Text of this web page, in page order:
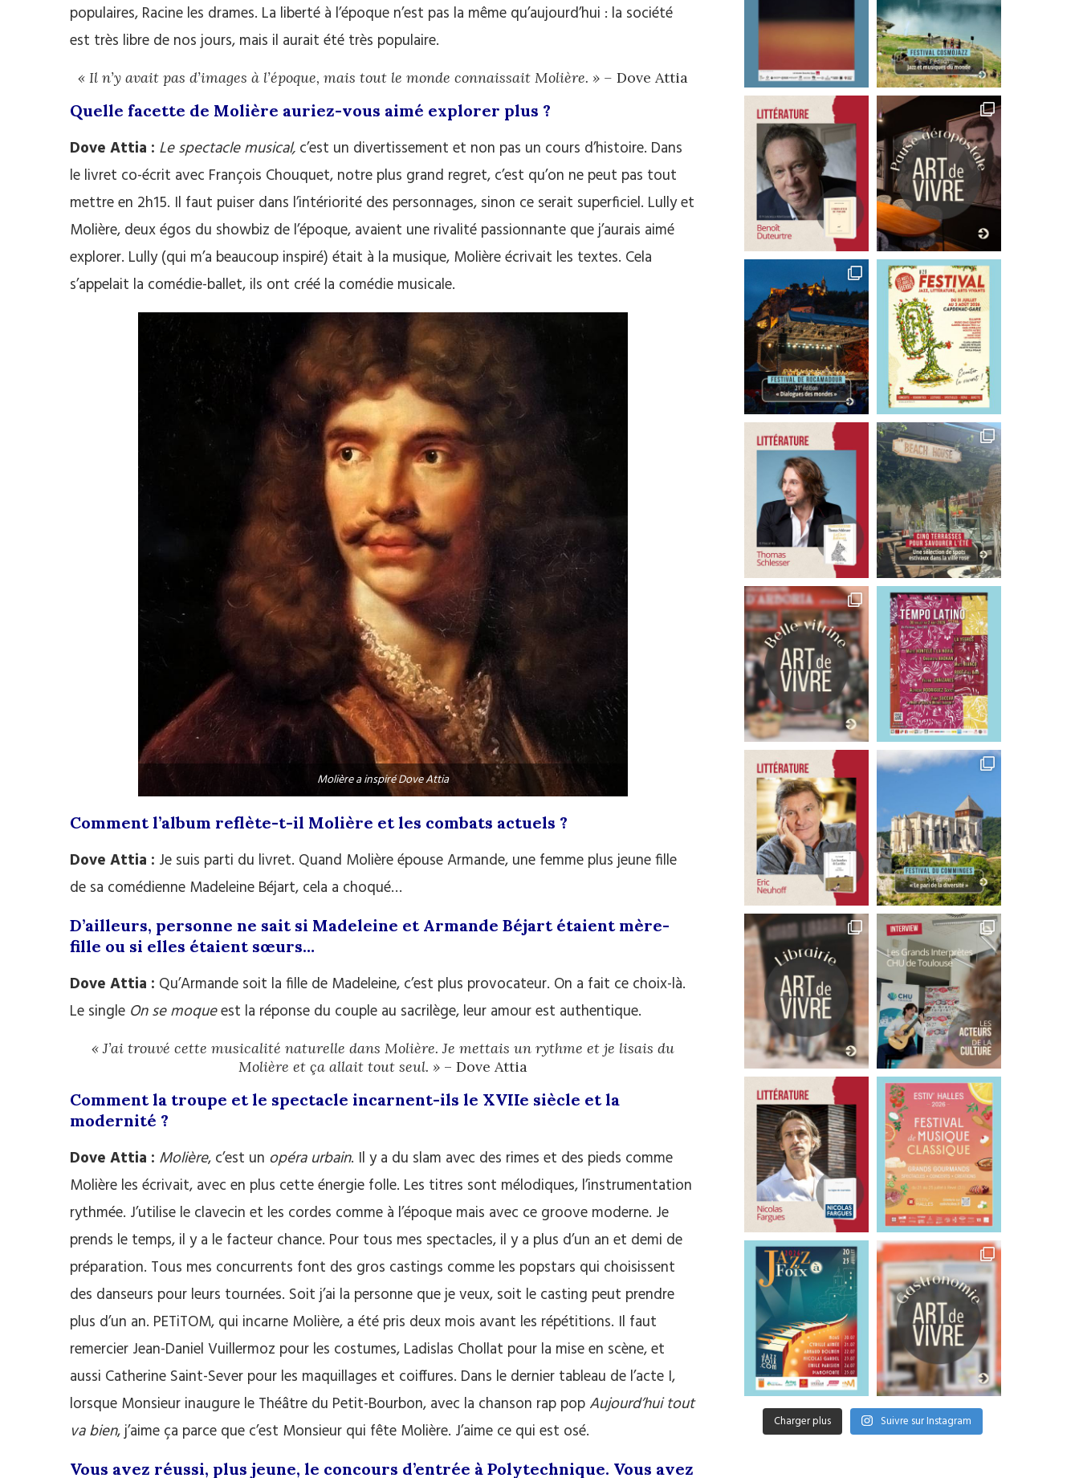
populaires, Racine les drames. La liberté à l’époque n’est pas la même qu’aujourd’hui : la société
est très libre de nos jours, mais il aurait été très populaire.
« Il n’y avait pas d’images à l’époque, mais tout le monde connaissait Molière. » – Dove Attia
Quelle facette de Molière auriez-vous aimé explorer plus ?
Dove Attia : Le spectacle musical, c’est un divertissement et non pas un cours d’histoire. Dans
le livret co-écrit avec François Chouquet, notre plus grand regret, c’est qu’on ne peut pas tout
mettre en 2h15. Il faut puiser dans l’intériorité des personnages, sinon ce serait superficiel. Lully et
Molière, deux égos du showbiz de l’époque, avaient une rivalité passionnante que j’aurais aimé
explorer. Lully (qui m’a beaucoup inspiré) était à la musique, Molière écrivait les textes. Cela
s’appelait la comédie-ballet, ils ont créé la comédie musicale.
Molière a inspiré Dove Attia
Comment l’album reflète-t-il Molière et les combats actuels ?
Dove Attia : Je suis parti du livret. Quand Molière épouse Armande, une femme plus jeune fille
de sa comédienne Madeleine Béjart, cela a choqué…
D’ailleurs, personne ne sait si Madeleine et Armande Béjart étaient mère-
fille ou si elles étaient sœurs…
Dove Attia : Qu’Armande soit la fille de Madeleine, c’est plus provocateur. On a fait ce choix-là.
Le single On se moqueest la réponse du couple au sacrilège, leur amour est authentique.
« J’ai trouvé cette musicalité naturelle dans Molière. Je mettais un rythme et je lisais du
Molière et ça allait tout seul. » – Dove Attia
Comment la troupe et le spectacle incarnent-ils le XVIIe siècle et la
modernité ?
Dove Attia : Molière, c’est un opéra urbain. Il y a du slam avec des rimes et des pieds comme
Molière les écrivait, avec en plus cette énergie folle. Les titres sont mélodiques, l’instrumentation
rythmée. J’utilise le clavecin et les cordes comme à l’époque mais avec ce groove moderne. Je
prends le temps, il y a le facteur chance. Pour tous mes spectacles, il y a plus d’un an et demi de
préparation. Tous mes concurrents font des gros castings comme les popstars qui choisissent
des danseurs pour leurs tournées. Soit j’ai la personne que je veux, soit le casting peut prendre
plus d’un an. PETiTOM, qui incarne Molière, a été pris deux mois avant les répétitions. Il faut
remercier Jean-Daniel Vuillermoz pour les costumes, Ladislas Chollat pour la mise en scène, et
aussi Catherine Saint-Sever pour les maquillages et coiffures. Dans le dernier tableau de l’acte I,
lorsque Monsieur inaugure le Théâtre du Petit-Bourbon, avec la chanson rap pop Aujourd’hui tout
va bien, j’aime ça parce que c’est Monsieur qui fête Molière. J’aime ce qui est osé.
Vous avez réussi, plus jeune, le concours d’entrée à Polytechnique. Vous avez
Charger plus Suivre sur Instagram